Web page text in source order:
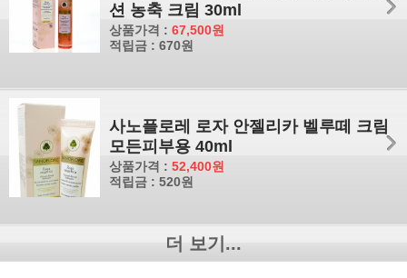
션 농축 크림 30ml
상품가격 : 67,500원
적립금 : 670원
사노플로레 로자 안젤리카 벨루떼 크림
모든피부용 40ml
상품가격 : 52,400원
적립금 : 520원
더 보기...